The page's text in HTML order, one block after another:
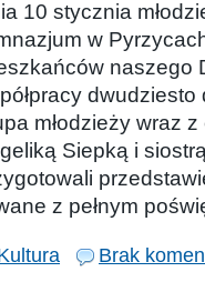
10 stycznia
w
naszego
młodzieży wraz
Siepką i
z pełnym
Brak